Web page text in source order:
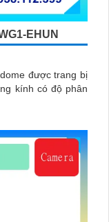
EHUN
được trang bị
kính có độ phân